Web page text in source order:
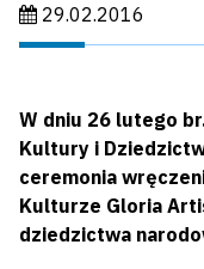
Data publikacji:
29.02.2016
W dniu 26 lutego
Kultury i
ceremonia
Kulturze Gloria
dziedzictwa